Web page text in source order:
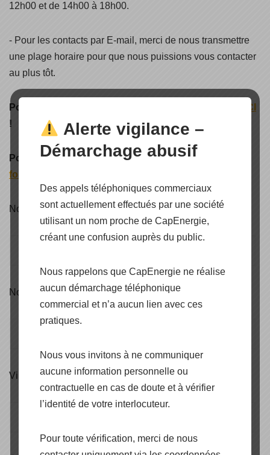
12h00 et de 14h00 à 18h00.
- Pour les contacts par E-mail, merci de nous transmettre
une plage horaire pour que nous puissions vous contacter
au plus tôt.
Pour obtenir un renseignent sur un
projet site isolé ICI
!
Pour une ouverture de compte clienttélécharger le
formulaire ICI
Nom : (obligatoire)
Nom de la société : (obligatoire)
Ville : (obligatoire)
Alerte vigilance –
Démarchage abusif
Des appels téléphoniques commerciaux
sont actuellement effectués par une société
utilisant un nom proche de CapEnergie,
créant une confusion auprès du public.
Nous rappelons que CapEnergie ne réalise
aucun démarchage téléphonique
commercial et n’a aucun lien avec ces
pratiques.
Nous vous invitons à ne communiquer
aucune information personnelle ou
contractuelle en cas de doute et à vérifier
l’identité de votre interlocuteur.
Pour toute vérification, merci de nous